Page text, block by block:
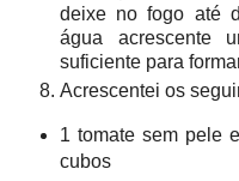
deixe no fogo até
água acrescente
suficiente para
Acrescentei os
1 tomate sem pele
cubos